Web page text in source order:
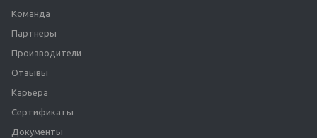
Команда
Партнеры
Производители
Отзывы
Карьера
Сертификаты
Документы